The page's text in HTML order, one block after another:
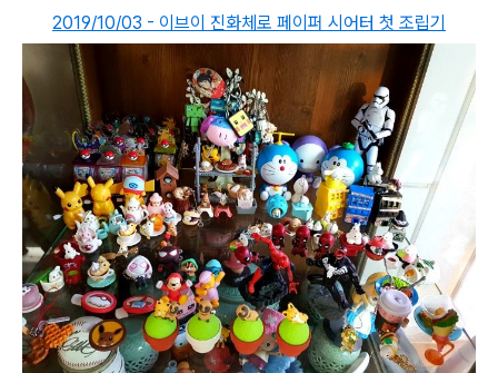
2019/10/03 - 이브이 진화체로 페이퍼 시어터 첫 조립기